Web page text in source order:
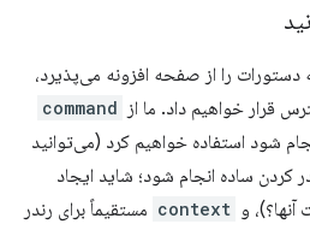
دستورات را از صفحه افزونه می‌پذیرد،
قرار خواهیم داد. ما از command
شود استفاده خواهیم کرد (می‌توانید
کردن ساده انجام شود؛ شاید ایجاد
و context مستقیماً برای رندر